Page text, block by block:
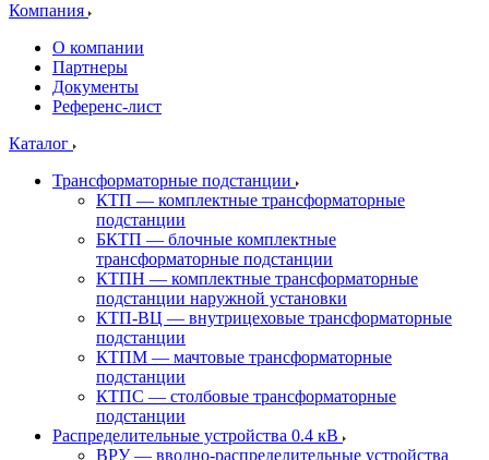
Компания
О компании
Партнеры
Документы
Референс-лист
Каталог
Трансформаторные подстанции
КТП — комплектные трансформаторные
подстанции
БКТП — блочные комплектные
трансформаторные подстанции
КТПН — комплектные трансформаторные
подстанции наружной установки
КТП-ВЦ — внутрицеховые трансформаторные
подстанции
КТПМ — мачтовые трансформаторные
подстанции
КТПС — столбовые трансформаторные
подстанции
Распределительные устройства 0.4 кВ
ВРУ — вводно-распределительные устройства